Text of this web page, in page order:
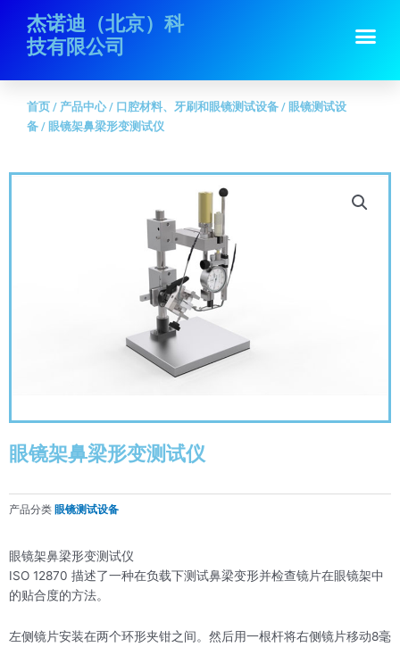
杰诺迪（北京）科
技有限公司
首页/产品中心 口腔材料、牙刷和眼镜测试设备
鼻梁形变测试仪
首页 / 产品中心/ 口腔材料、牙刷和眼镜测试设备 / 眼镜测试设
备 / 眼镜架鼻梁形变测试仪
眼镜架鼻梁形变测试仪
产品分类 眼镜测试设备
眼镜架鼻梁形变测试仪
ISO 12870 描述了一种在负载下测试鼻梁变形并检查镜片在眼镜架中
的贴合度的方法。
左侧镜片安装在两个环形夹钳之间。然后用一根杆将右侧镜片移动8毫